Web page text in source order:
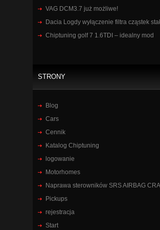
VAG DCM3.7 już możliwe!
Dacia Logdy wyłączenie filtra cząstek
Chiptuning golf 7 1.6TDI – idealny mod
STRONY
Blog
Cars
Cennik
Katalog Chiptuning
logowanie
Motorhomes
Naprawa sterowników SRS AIRBAG
Pickups
rejestracja
Start